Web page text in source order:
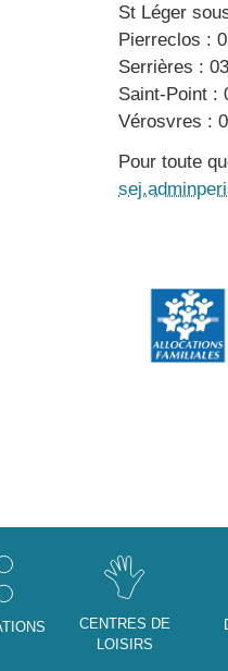
St Léger
Pierreclos :
Serrières :
Saint-Point :
Vérosvres :
Pour toute
CENTRES DE
LOISIRS